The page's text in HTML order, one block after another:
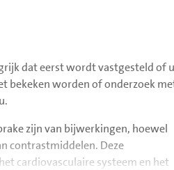
dat eerst wordt vastgesteld of u
bekeken worden of onderzoek
zijn van bijwerkingen, hoewel
contrastmiddelen. Deze
cardiovasculaire systeem en het